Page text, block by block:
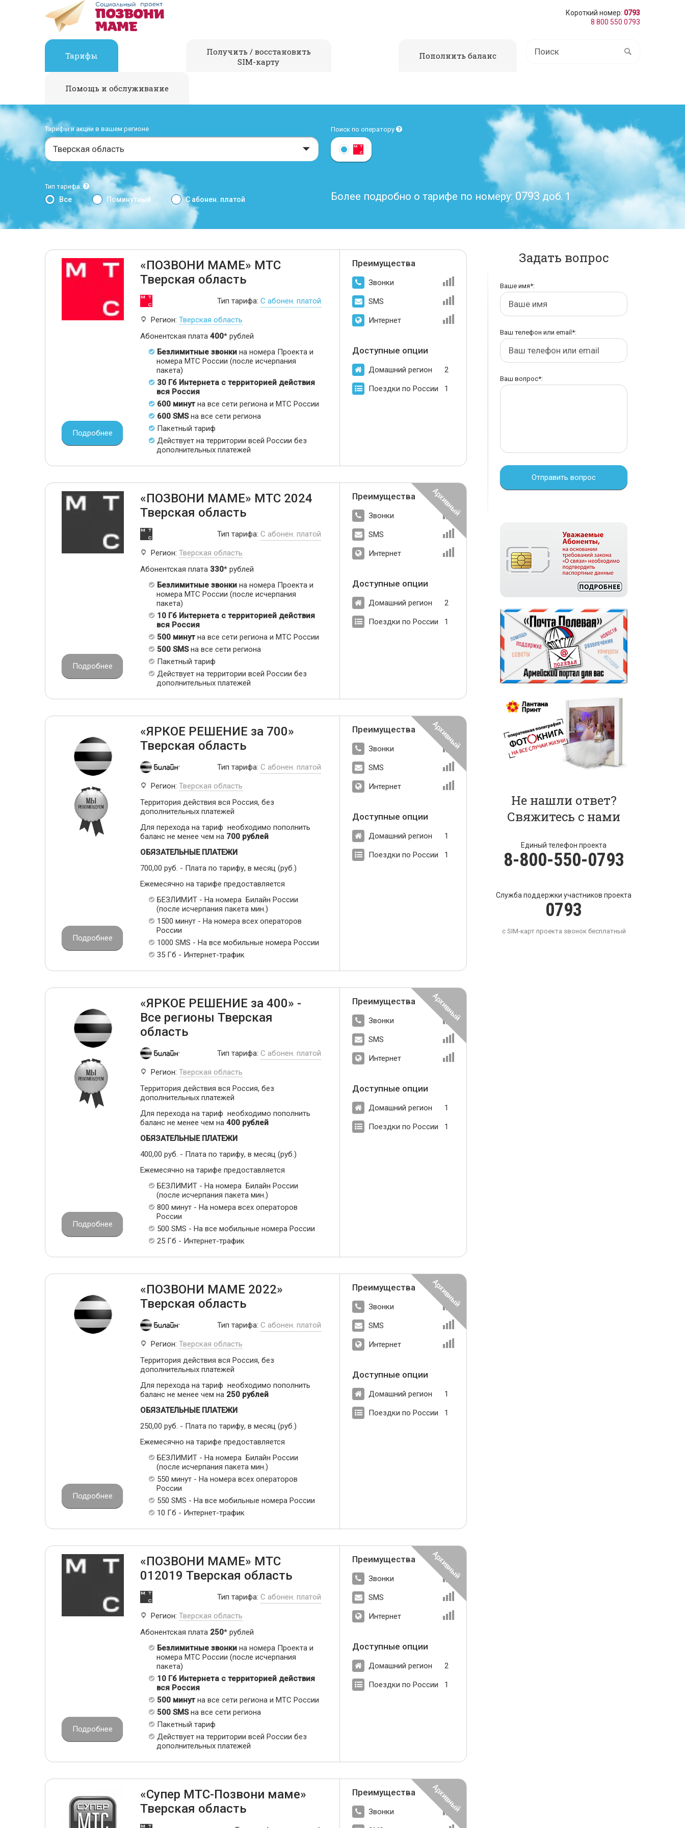
Короткий номер: 0793
8 800 550 0793
Тарифы
Получить / восстановить
SIM-карту
Пополнить баланс
Помощь и обслуживание
Тарифы и акции в вашем регионе
Тверская область
Поиск по оператору
Тип тарифа:
Все Поминутный С абонен. платой Более подробно о тарифе по номеру: 0793 доб. 1
«ПОЗВОНИ МАМЕ» МТС
Тверская область
Тип тарифа:С абонен. платой
Регион: Тверская область
Абонентская плата 400* рублей
Безлимитные звонкина номера Проекта и
номера МТС России (после исчерпания
пакета)
30 Гб Интернета с территорией действия
вся Россия
600 минутна все сети региона и МТС России
600 SMSна все сети региона
Пакетный тариф
Действует на территории всей России без
дополнительных платежей
Преимущества
Звонки
SMS
Интернет
Доступные опции
Домашний регион 2
Поездки по России 1
Подробнее
«ПОЗВОНИ МАМЕ» МТС 2024
Тверская область
Тип тарифа:С абонен. платой
Регион: Тверская область
Абонентская плата 330* рублей
Безлимитные звонкина номера Проекта и
номера МТС России (после исчерпания
пакета)
10 Гб Интернета с территорией действия
вся Россия
500 минутна все сети региона и МТС России
500 SMSна все сети региона
Пакетный тариф
Действует на территории всей России без
дополнительных платежей
Преимущества
Звонки
SMS
Интернет
Доступные опции
Домашний регион 2
Поездки по России 1
Подробнее
«ЯРКОЕ РЕШЕНИЕ за 700»
Тверская область
Тип тарифа:С абонен. платой
Регион: Тверская область
Территория действия вся Россия, без
дополнительных платежей
Для перехода на тариф необходимо пополнить
баланс не менее чем на 700 рублей
ОБЯЗАТЕЛЬНЫЕ ПЛАТЕЖИ
700,00 руб. - Плата по тарифу, в месяц (руб.)
Ежемесячно на тарифе предоставляется
БЕЗЛИМИТ - На номера Билайн России
(после исчерпания пакета мин.)
1500 минут - На номера всех операторов
России
1000 SMS - На все мобильные номера России
35 Гб - Интернет-трафик
Преимущества
Звонки
SMS
Интернет
Доступные опции
Домашний регион 1
Поездки по России 1
Подробнее
«ЯРКОЕ РЕШЕНИЕ за 400» -
Все регионы Тверская
область
Тип тарифа:С абонен. платой
Регион: Тверская область
Территория действия вся Россия, без
дополнительных платежей
Для перехода на тариф необходимо пополнить
баланс не менее чем на 400 рублей
ОБЯЗАТЕЛЬНЫЕ ПЛАТЕЖИ
400,00 руб. - Плата по тарифу, в месяц (руб.)
Ежемесячно на тарифе предоставляется
БЕЗЛИМИТ - На номера Билайн России
(после исчерпания пакета мин.)
800 минут - На номера всех операторов
России
500 SMS - На все мобильные номера России
25 Гб - Интернет-трафик
Преимущества
Звонки
SMS
Интернет
Доступные опции
Домашний регион 1
Поездки по России 1
Подробнее
«ПОЗВОНИ МАМЕ 2022»
Тверская область
Тип тарифа:С абонен. платой
Регион: Тверская область
Территория действия вся Россия, без
дополнительных платежей
Для перехода на тариф необходимо пополнить
баланс не менее чем на 250 рублей
ОБЯЗАТЕЛЬНЫЕ ПЛАТЕЖИ
250,00 руб. - Плата по тарифу, в месяц (руб.)
Ежемесячно на тарифе предоставляется
БЕЗЛИМИТ - На номера Билайн России
(после исчерпания пакета мин.)
550 минут - На номера всех операторов
России
550 SMS - На все мобильные номера России
10 Гб - Интернет-трафик
Преимущества
Звонки
SMS
Интернет
Доступные опции
Домашний регион 1
Поездки по России 1
Подробнее
«ПОЗВОНИ МАМЕ» МТС
012019 Тверская область
Тип тарифа:С абонен. платой
Регион: Тверская область
Абонентская плата 250* рублей
Безлимитные звонкина номера Проекта и
номера МТС России (после исчерпания
пакета)
10 Гб Интернета с территорией действия
вся Россия
500 минутна все сети региона и МТС России
500 SMSна все сети региона
Пакетный тариф
Действует на территории всей России без
дополнительных платежей
Преимущества
Звонки
SMS
Интернет
Доступные опции
Домашний регион 2
Поездки по России 1
Подробнее
«Супер МТС-Позвони маме»
Тверская область
Преимущества
Звонки
Задать вопрос
Ваше имя*:
Ваш телефон или email*:
Ваш вопрос*:
Отправить вопрос
Не нашли ответ?
Свяжитесь с нами
Единый телефон проекта
8-800-550-0793
Служба поддержки участников проекта
0793
с SIM-карт проекта звонок бесплатный